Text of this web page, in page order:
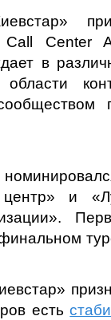
Center
в
и
есть